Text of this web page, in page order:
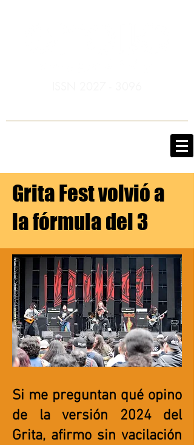
Grita Fest volvió a
la fórmula del 3
Si me preguntan qué opino
de la versión 2024 del
Grita, afirmo sin vacilación